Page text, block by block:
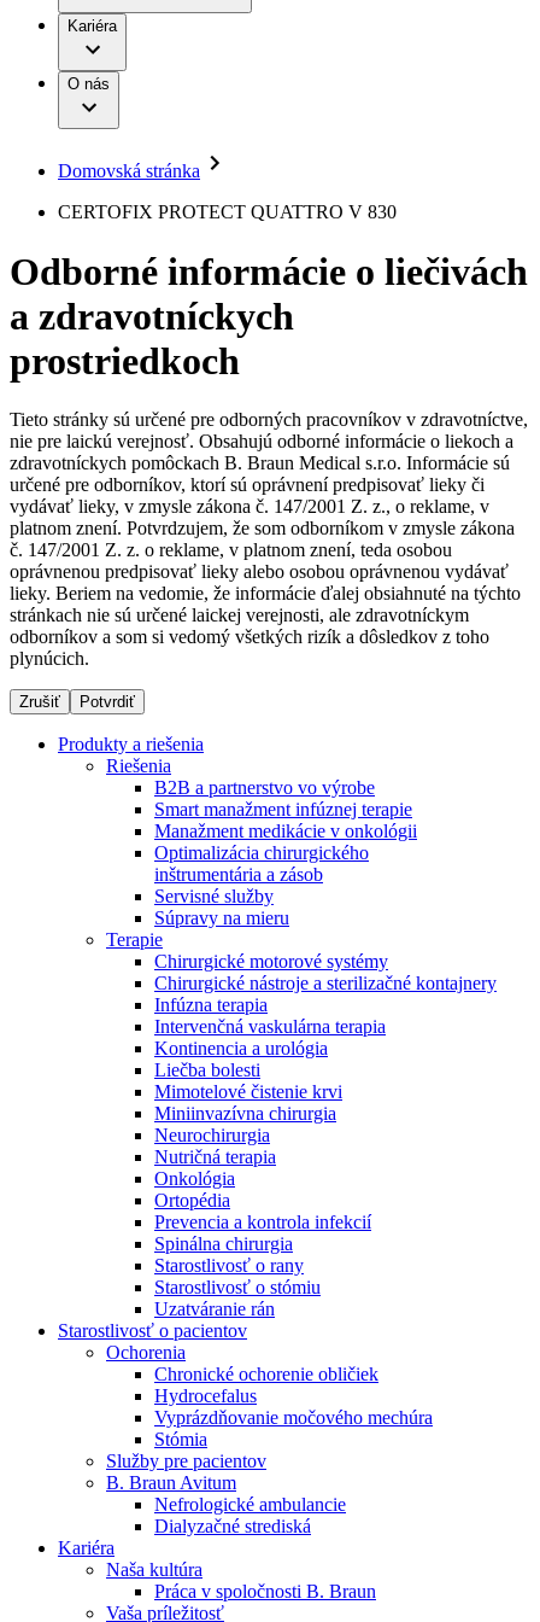
Terapie
Kontinencia a urológia
Liečba bolesti
Miniinvazívna chirurgia
Nutričná terapia
Onkológia
Ortopédia
Prevencia a kontrola infekcií
Spinálna chirurgia
Starostlivosť o rany
Uzatváranie rán
Riešenia
Terapie
Produktový katalóg​
Objavte naše produkty. ​Navštívte produktový katalóg B.
Braun​ s našim kompletným produktovým portfóliom.​
B. Braun Avitum
Ochorenia
Služby pre pacientov
Dialyzačné strediská
B. Braun Avitum poskytuje kvalitnú dialyzačnú starostlivosť
vo všetkých svojich strediskách na Slovensku. Viac
informácií nájdete na stránke jednotlivých stredísk.
Nefrologické ambulancie
V nefrologických ambulanciách prevádzkujeme poradenstvo
a prípravu pacientov k jednotlivým metódam náhrady funkcie
obličiek. Zvoľte si mesto, ktoré potrebujete a navštívte nás.
Práca a kariéra
Naša kultúra
Vaša príležitosť
Nájdite si prácu u nás​
Objavte svoje kariérne príležitosti ​v B. Braun. Vyhľadajte náš
trh práce​ pre zaujímavé pozície na Slovensku.​
Zodpovednosť
Médiá
Tlačové správy
Kontakt
Kontaktný formulár
Spoločnosť
Médiá
Kontakt
Zostaňte v dialógu s B. Braun. Kontaktujte nás.
Kariéra
O nás
Domovská stránka
CERTOFIX PROTECT QUATTRO V 830
Odborné informácie o liečivách
a zdravotníckych
prostriedkoch
Tieto stránky sú určené pre odborných pracovníkov v zdravotníctve,
nie pre laickú verejnosť. Obsahujú odborné informácie o liekoch a
zdravotníckych pomôckach B. Braun Medical s.r.o. Informácie sú
určené pre odborníkov, ktorí sú oprávnení predpisovať lieky či
vydávať lieky, v zmysle zákona č. 147/2001 Z. z., o reklame, v
platnom znení. Potvrdzujem, že som odborníkom v zmysle zákona
č. 147/2001 Z. z. o reklame, v platnom znení, teda osobou
oprávnenou predpisovať lieky alebo osobou oprávnenou vydávať
lieky. Beriem na vedomie, že informácie ďalej obsiahnuté na týchto
stránkach nie sú určené laickej verejnosti, ale zdravotníckym
odborníkov a som si vedomý všetkých rizík a dôsledkov z toho
plynúcich.
Zrušiť Potvrdiť
Produkty a riešenia
Riešenia
B2B a partnerstvo vo výrobe
Smart manažment infúznej terapie
Manažment medikácie v onkológii
Optimalizácia chirurgického
inštrumentária a zásob
Servisné služby
Súpravy na mieru
Terapie
Chirurgické motorové systémy
Chirurgické nástroje a sterilizačné kontajnery
Infúzna terapia
Intervenčná vaskulárna terapia
Kontinencia a urológia
Liečba bolesti
Mimotelové čistenie krvi
Miniinvazívna chirurgia
Neurochirurgia
Nutričná terapia
Onkológia
Ortopédia
Prevencia a kontrola infekcií
Spinálna chirurgia
Starostlivosť o rany
Starostlivosť o stómiu
Uzatváranie rán
Starostlivosť o pacientov
Ochorenia
Chronické ochorenie obličiek
Hydrocefalus
Vyprázdňovanie močového mechúra
Stómia
Služby pre pacientov
B. Braun Avitum
Nefrologické ambulancie
Dialyzačné strediská
Kariéra
Naša kultúra
Práca v spoločnosti B. Braun
Vaša príležitosť